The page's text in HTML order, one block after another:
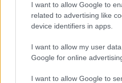
I want to allow Google to
related to advertising like
device identifiers in apps.
I want to allow my user
Google for online
I want to allow Google to
Próbálja meg a
cikk könyvtárra korlátozni.
cikkeket használ.. Nincs
több száz példányban,
helyezze el. Próbáljon meg
forgassa ki a cikkeit, és
könyvtárba.